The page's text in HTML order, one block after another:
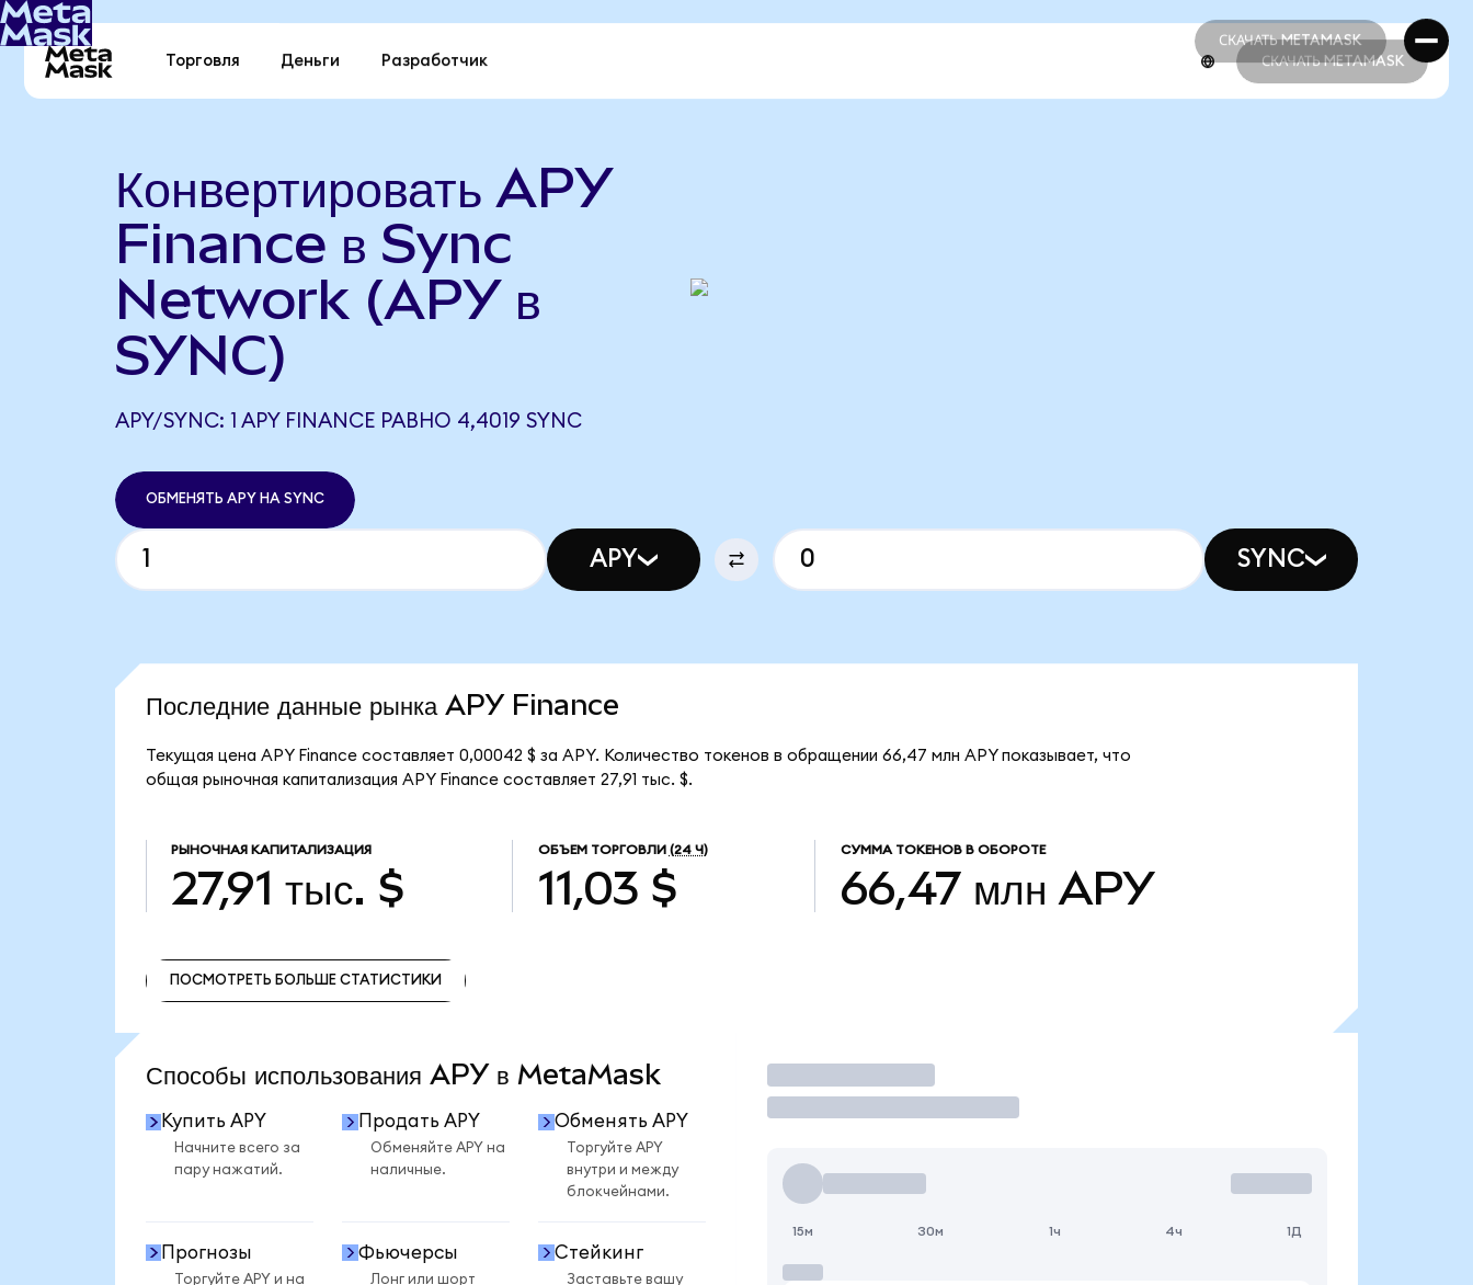
СКАЧАТЬ METAMASK
СКАЧАТЬ METAMASK
Торговля Деньги Разработчик СКАЧАТЬ METAMASK
Конвертировать APY
Finance в Sync
Network (APY в
SYNC)
APY/SYNC: 1 APY FINANCE РАВНО 4,4019 SYNC
ОБМЕНЯТЬ APY НА SYNC
APY SYNC
Последние данные рынка APY Finance
Текущая цена APY Finance составляет 0,00042 $ за APY. Количество токенов в обращении 66,47 млн APY показывает, что
общая рыночная капитализация APY Finance составляет 27,91 тыс. $.
РЫНОЧНАЯ КАПИТАЛИЗАЦИЯ
27,91 тыс. $
ОБЪЕМ ТОРГОВЛИ (24 Ч)
11,03 $
СУММА ТОКЕНОВ В ОБОРОТЕ
66,47 млн APY
ПОСМОТРЕТЬ БОЛЬШЕ СТАТИСТИКИ
Способы использования APY в MetaMask
Купить APY
Начните всего за
пару нажатий.
Продать APY
Обменяйте APY на
наличные.
Обменять APY
Торгуйте APY
внутри и между
блокчейнами.
Прогнозы
Торгуйте APY и на
Фьючерсы
Лонг или шорт
Стейкинг
Заставьте вашу
Торговать
15м 30м 1ч 4ч 1Д